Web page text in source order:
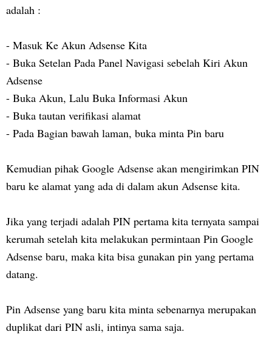
adalah :
- Masuk Ke Akun Adsense Kita
- Buka Setelan Pada Panel Navigasi sebelah Kiri Akun
Adsense
- Buka Akun, Lalu Buka Informasi Akun
- Buka tautan verifikasi alamat
- Pada Bagian bawah laman, buka minta Pin baru
Kemudian pihak Google Adsense akan mengirimkan PIN
baru ke alamat yang ada di dalam akun Adsense kita.
Jika yang terjadi adalah PIN pertama kita ternyata sampai
kerumah setelah kita melakukan permintaan Pin Google
Adsense baru, maka kita bisa gunakan pin yang pertama
datang.
Pin Adsense yang baru kita minta sebenarnya merupakan
duplikat dari PIN asli, intinya sama saja.